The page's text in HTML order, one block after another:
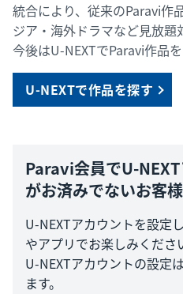
統合により、従来のParavi作
ジア・海外ドラマなど見放題
今後はU-NEXTでParavi作品
U-NEXTで作品を探す
Paravi会員でU-
がお済みでないお客
U-NEXTアカウントを設定
やアプリでお楽しみくださ
U-NEXTアカウントの設定
ます。